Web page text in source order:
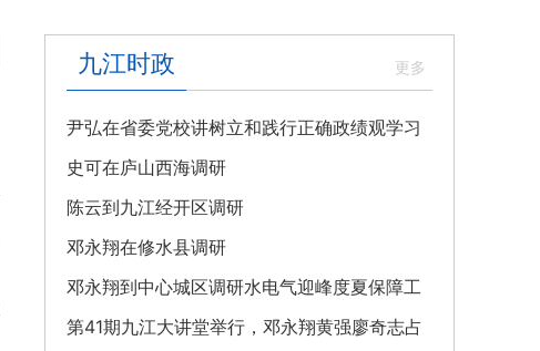
九江时政
尹弘在省委党校讲树立和践行正确政绩观学习
教育专题党课
史可在庐山西海调研
陈云到九江经开区调研
邓永翔在修水县调研
邓永翔到中心城区调研水电气迎峰度夏保障工
作
第41期九江大讲堂举行，邓永翔黄强廖奇志占